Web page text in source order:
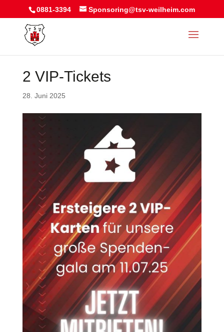
0881-3394 Sponsoring@tsv-weilheim.com
2 VIP-Tickets
28. Juni 2025